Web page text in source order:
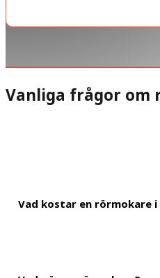
Vanliga frågor om
Vad kostar en rörmokare i